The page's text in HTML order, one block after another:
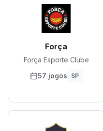
Força
Força Esporte Clube
57 jogos
SP